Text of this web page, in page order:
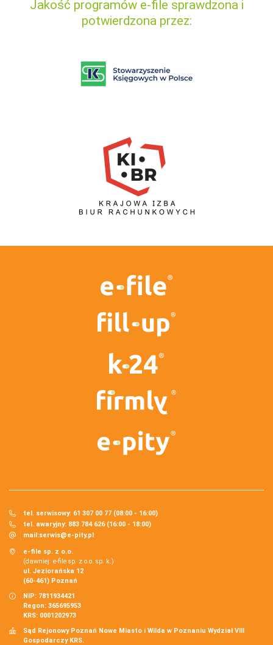
Jakość programów e-file sprawdzona i
potwierdzona przez:
tel. serwisowy: 61 307 00 77 (08:00 - 16:00)
tel. awaryjny: 883 784 626 (16:00 - 18:00)
mail:serwis@e-pity.pl
e-file sp. z o.o.
(dawniej: e-file sp. z o.o. sp. k.)
ul. Jeziorańska 12
(60-461) Poznań
NIP: 7811934421
Regon: 365695953
KRS: 0001202973
Sąd Rejonowy Poznań Nowe Miasto i Wilda w Poznaniu Wydział VIII
Gospodarczy KRS.